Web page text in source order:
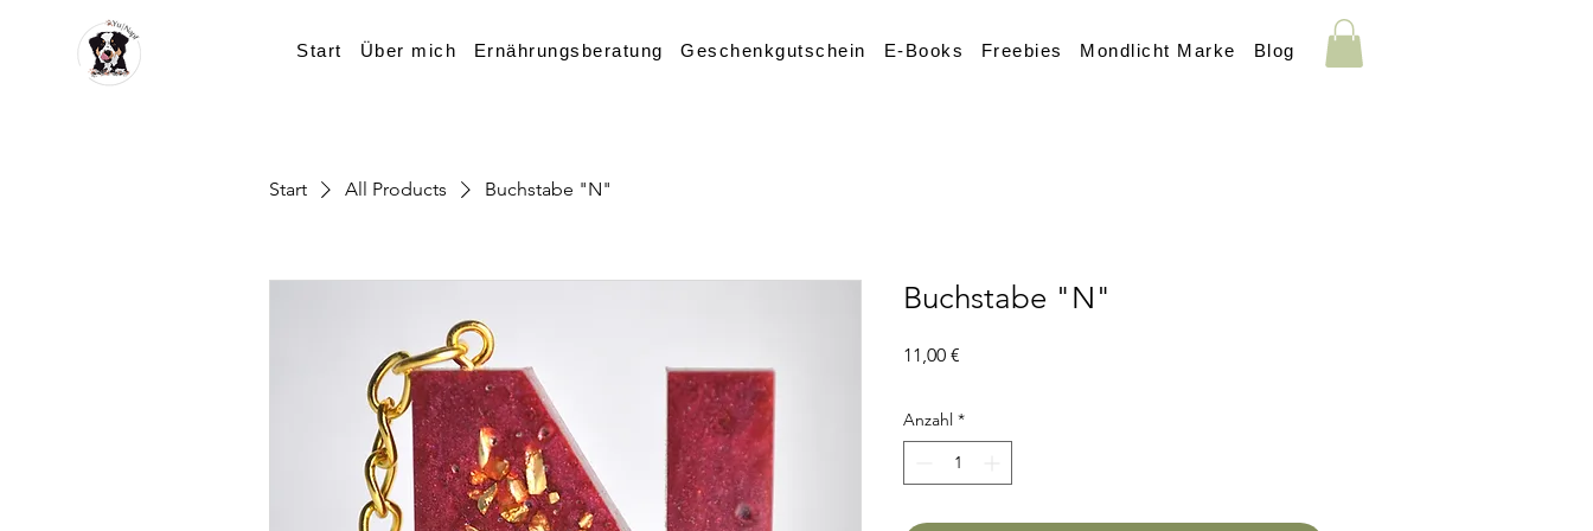
Start Über mich Ernährungsberatung Geschenkgutschein E-Books Freebies Mondlicht Marke Blog
Start All Products Buchstabe "N"
Buchstabe "N"
11,00 €
Anzahl *